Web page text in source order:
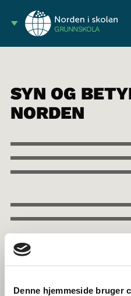
Denne hjemmeside bruger
GRUNNSKOLA
SYN OG
NORDEN